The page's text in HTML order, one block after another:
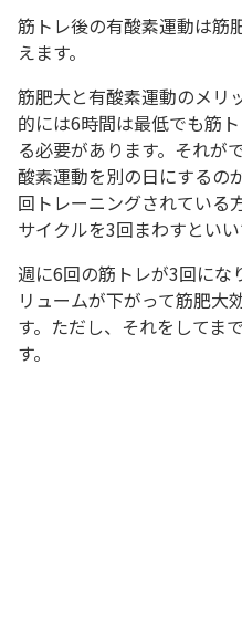
筋トレ後の有酸素運動は筋
えます。
筋肥大と有酸素運動のメリ
的には6時間は最低でも筋
る必要があります。それが
酸素運動を別の日にするの
回トレーニングされている
サイクルを3回まわすといい
週に6回の筋トレが3回にな
リュームが下がって筋肥大
す。ただし、それをしてま
す。